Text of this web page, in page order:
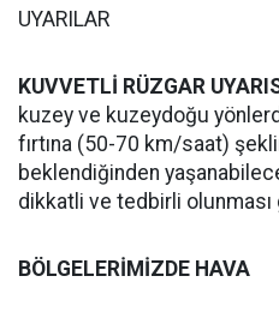
UYARILAR
KUVVETLİ RÜZGAR
kuzey ve kuzeydoğu
fırtına (50-70 km/saat)
beklendiğinden
dikkatli ve tedbirli
BÖLGELERİMİZDE HAVA